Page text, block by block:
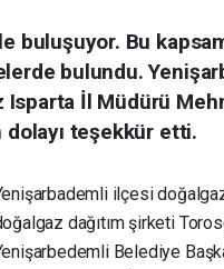
buluşuyor. Bu
bulundu.
İl Müdürü
teşekkür etti.
ilçesi
dağıtım şirketi
Belediye